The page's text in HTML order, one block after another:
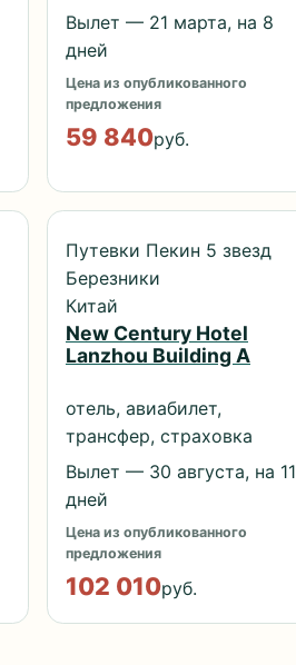
Вылет — 21 марта, на 8
дней
Цена из опубликованного
предложения
59 840руб.
Путевки Пекин 5 звезд
Березники
Китай
New Century Hotel
Lanzhou Building A
отель, авиабилет,
трансфер, страховка
Вылет — 30 августа, на 11
дней
Цена из опубликованного
предложения
102 010руб.